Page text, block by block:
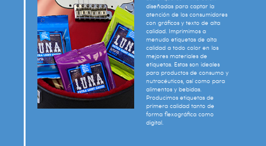
diseñadas para captar la
atención de los consumidores
con gráficos y texto de alta
calidad. Imprimimos a
menudo etiquetas de alta
calidad a todo color en los
mejores materiales de
etiquetas. Estas son ideales
para productos de consumo y
nutracéuticos, así como para
alimentos y bebidas.
Producimos etiquetas de
primera calidad tanto de
forma flexográfica como
digital.